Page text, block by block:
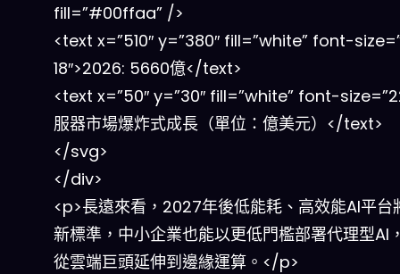
fill=”#00ffaa” />
<text x=”510″ y=”380″ fill=”white” font-
18″>2026: 5660億</text>
<text x=”50″ y=”30″ fill=”white” font-
服器市場爆炸式成長（單位：億美元）</text>
</svg>
</div>
<p>長遠來看，2027年後低能耗、高效能AI平台
新標準，中小企業也能以更低門檻部署代理型AI
從雲端巨頭延伸到邊緣運算。</p>